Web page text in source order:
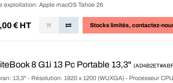
exploitation: Apple macOS Tahoe 26
€ HT Stocks limités, contactez-
8 G1i 13 Pc Portable 13,3"
13,3" - Résolution: 1920 x 1200 (WUXGA) - Processeur